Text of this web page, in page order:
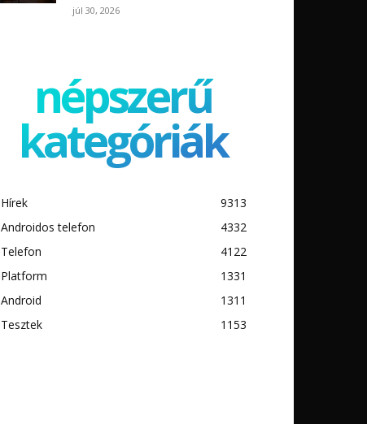
júl 30, 2026
népszerű
kategóriák
Hírek
9313
Androidos telefon
4332
Telefon
4122
Platform
1331
Android
1311
Tesztek
1153